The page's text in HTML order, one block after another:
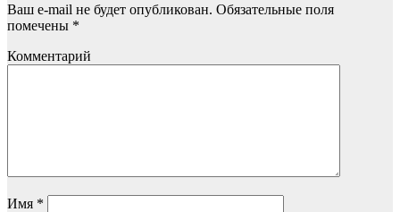
Ваш e-mail не будет опубликован. Обязательные поля
помечены *
Комментарий
Имя *